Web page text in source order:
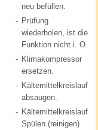
neu befüllen.
- Prüfung
wiederholen, ist die
Funktion nicht i. O.
- Klimakompressor
ersetzen.
- Kältemittelkreislauf
absaugen.
- Kältemittelkreislauf
Spülen (reinigen)